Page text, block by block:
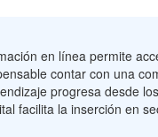
en línea permite
contar con una
progresa desde
facilita la inserción en